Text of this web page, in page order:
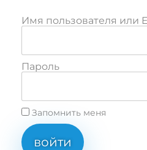
Имя пользователя или
Пароль
Запомнить меня
войти